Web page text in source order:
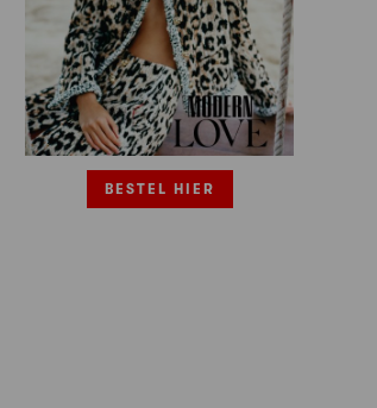
BESTEL HIER